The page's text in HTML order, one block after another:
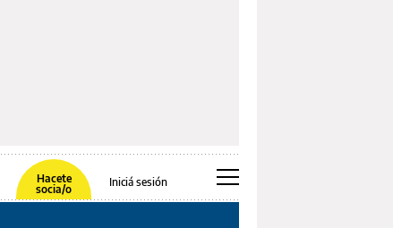
Hacete
socia/o
Iniciá sesión